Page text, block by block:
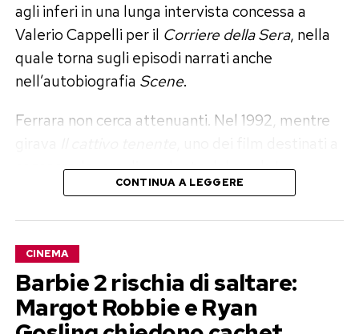
agli inferi in una lunga intervista concessa a
Valerio Cappelli per il Corriere della Sera, nella
quale torna sugli episodi narrati anche
nell’autobiografia Scene.
Ferrara non cerca attenuanti. Nel 1992, mentre
consacrarlo, era dipendente dal crack. La
carriera saliva e lui precipitava: desiderio, paura,
Alcolisti anonimi, ma la possibile via d’uscita
restava invisibile.Scene, pubblicato da Simon &
Schuster nell’ottobre 2025, ricostruisce proprio
questo intreccio tra creazione artistica e
CONTINUA A LEGGERE
CINEMA
Barbie 2 rischia di saltare:
Margot Robbie e Ryan